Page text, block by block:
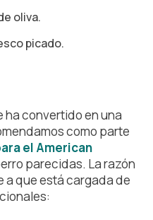
oliva.
picado.
ha convertido en una
como parte
el American
parecidas. La razón
que está cargada de